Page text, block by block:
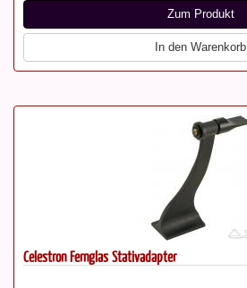
Zum Produkt
In den Warenkorb
Celestron Fernglas Stativadapter